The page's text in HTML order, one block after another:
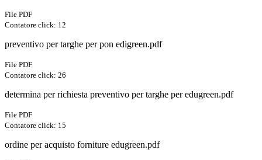
File PDF
Contatore click: 12
preventivo per targhe per pon edigreen.pdf
File PDF
Contatore click: 26
determina per richiesta preventivo per targhe per edugreen.pdf
File PDF
Contatore click: 15
ordine per acquisto forniture edugreen.pdf